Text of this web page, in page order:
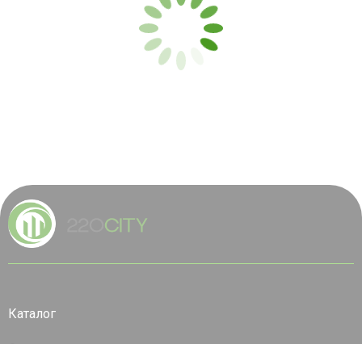
Каталог